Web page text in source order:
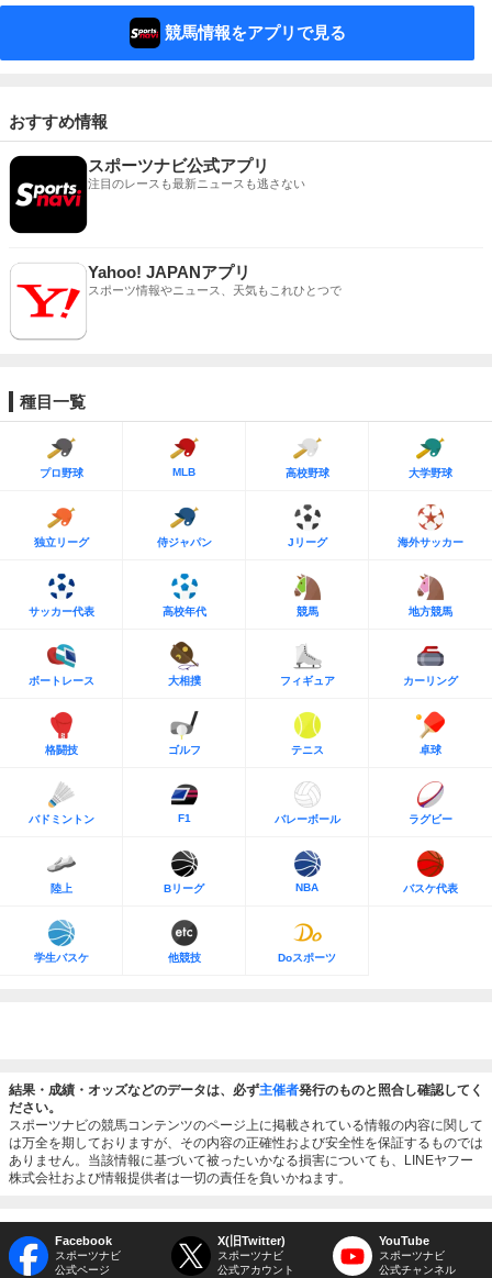
競馬情報をアプリで見る
おすすめ情報
スポーツナビ公式アプリ
注目のレースも最新ニュースも逃さない
Yahoo! JAPANアプリ
スポーツ情報やニュース、天気もこれひとつで
種目一覧
プロ野球 MLB 高校野球 大学野球
独立リーグ 侍ジャパン Jリーグ 海外サッカー
サッカー代表 高校年代 競馬 地方競馬
ボートレース 大相撲 フィギュア カーリング
格闘技 ゴルフ テニス 卓球
バドミントン F1 バレーボール ラグビー
陸上 Bリーグ NBA バスケ代表
学生バスケ 他競技 Doスポーツ
結果・成績・オッズなどのデータは、必ず主催者発行のものと照合し確認してく
ださい。
スポーツナビの競馬コンテンツのページ上に掲載されている情報の内容に関して
は万全を期しておりますが、その内容の正確性および安全性を保証するものでは
ありません。当該情報に基づいて被ったいかなる損害についても、LINEヤフー
株式会社および情報提供者は一切の責任を負いかねます。
Facebook
スポーツナビ
公式ページ
X(旧Twitter)
スポーツナビ
公式アカウント
YouTube
スポーツナビ
公式チャンネル